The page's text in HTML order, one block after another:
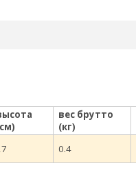
вес брутто
(кг)
0.4